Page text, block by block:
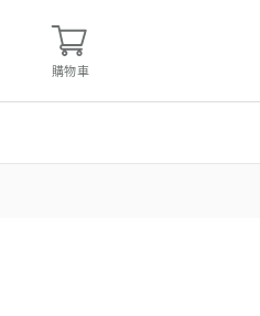
購物車